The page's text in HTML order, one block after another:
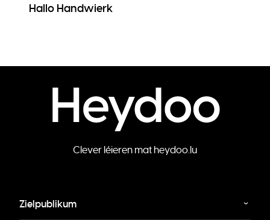
Hallo Handwierk
Clever léieren mat heydoo.lu
Zielpublikum